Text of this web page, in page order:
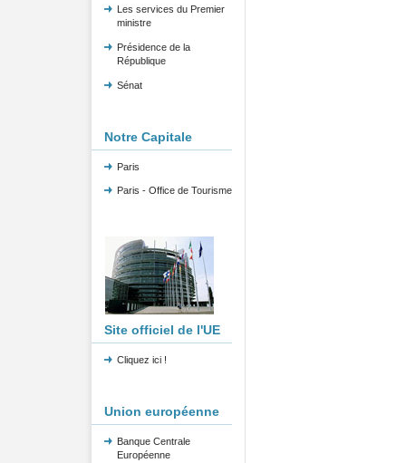
Les services du Premier
ministre
Présidence de la
République
Sénat
Notre Capitale
Paris
Paris - Office de Tourisme
Site officiel de l'UE
Cliquez ici !
Union européenne
Banque Centrale
Européenne